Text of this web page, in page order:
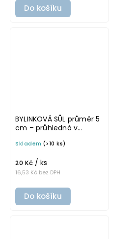
Do košíku
BYLINKOVÁ SŮL průměr 5
cm – průhledná v
omyvatelná samolepka
Skladem (>10 ks)
16,53 Kč bez DPH
20 Kč / ks
Do košíku